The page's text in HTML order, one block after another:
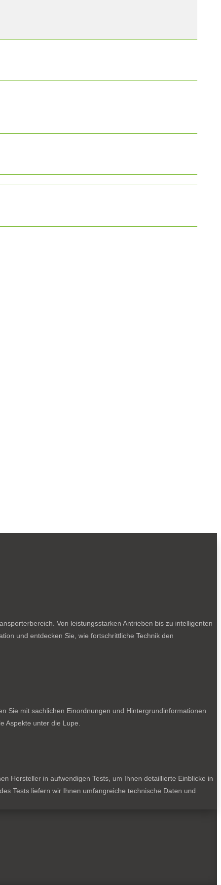
Von leistungsstarken Antrieben bis zu intelligenten
und entdecken Sie, wie fortschrittliche Technik den
Sie mit sachlichen Einordnungen und Hintergrundinformationen
Aspekte unter die Lupe.
Hersteller in aufwendigen Tests, um Ihnen detaillierte Einblicke in
Tests liefern wir Ihnen umfangreiche technische Daten und